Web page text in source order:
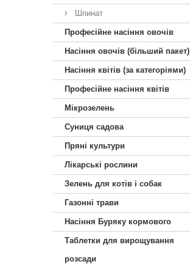
Шпинат
Професійне насіння овочів
Насіння овочів (більший пакет)
Насіння квітів (за категоріями)
Професійне насіння квітів
Мікрозелень
Суниця садова
Пряні культури
Лікарські рослини
Зелень для котів і собак
Газонні трави
Насіння Буряку кормового
Таблетки для вирощування
розсади